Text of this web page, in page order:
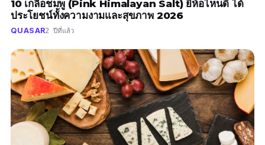
10 เกลือชมพู (Pink Himalayan Salt) ยี่ห้อไหนดี ได้
ประโยชน์ทั้งความงามและสุขภาพ 2026
QUASAR2 ปีที่แล้ว